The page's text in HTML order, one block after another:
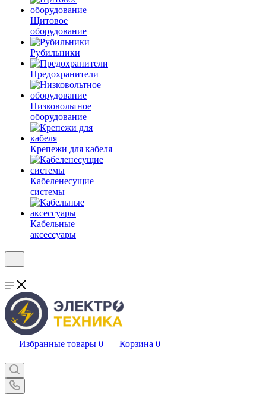
Щитовое
оборудование
Рубильники
Предохранители
Низковольтное
оборудование
Крепежи для кабеля
Кабеленесущие
системы
Кабельные
аксессуары
Избранные товары 0 Корзина 0